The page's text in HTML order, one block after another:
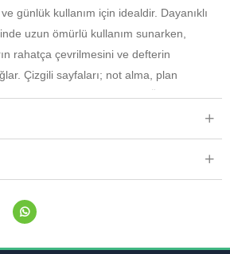
günlük kullanım için idealdir. Dayanıklı
uzun ömürlü kullanım sunarken,
rahatça çevrilmesini ve defterin
Çizgili sayfaları; not alma, plan
düzenli hale getirir. Ürüne dahil
kişiselleştirebilir, keyifli bir
Hem okul hem ofis hem de günlük
bir seçenektir.